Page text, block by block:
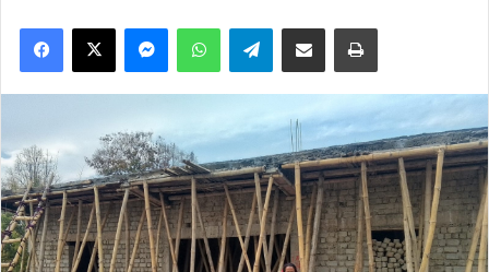
Facebook
X MessengerWhatsAppTelegramShare via Email Print